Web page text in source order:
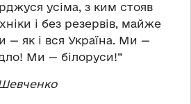
усіма, з ким стояв
і без резервів, майже
— як і вся Україна. Ми —
Ми — білоруси!”
Шевченко